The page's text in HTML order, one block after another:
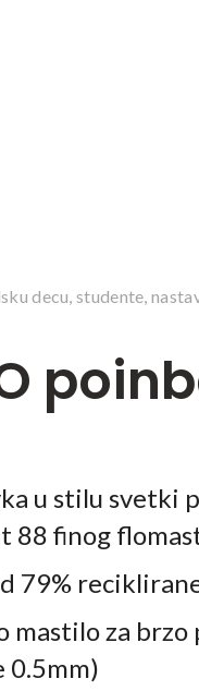
decu, studente,
u stilu svetki
88 finog
79%
mastilo za brzo
0.5mm)